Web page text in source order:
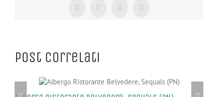
Facebook
X TumblrPinterest
Post correlati